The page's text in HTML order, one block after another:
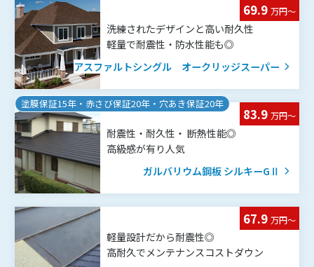
洗練されたデザインと高い耐久性
軽量で耐震性・防水性能も◎
69.9万円〜
アスファルトシングル オークリッジスーパー
耐震性・耐久性・ 断熱性能◎
高級感が有り人気
83.9万円〜
塗膜保証15年・赤さび保証20年・穴あき保証20年
ガルバリウム鋼板 シルキーGⅡ
軽量設計だから耐震性◎
高耐久でメンテナンスコストダウン
67.9万円〜